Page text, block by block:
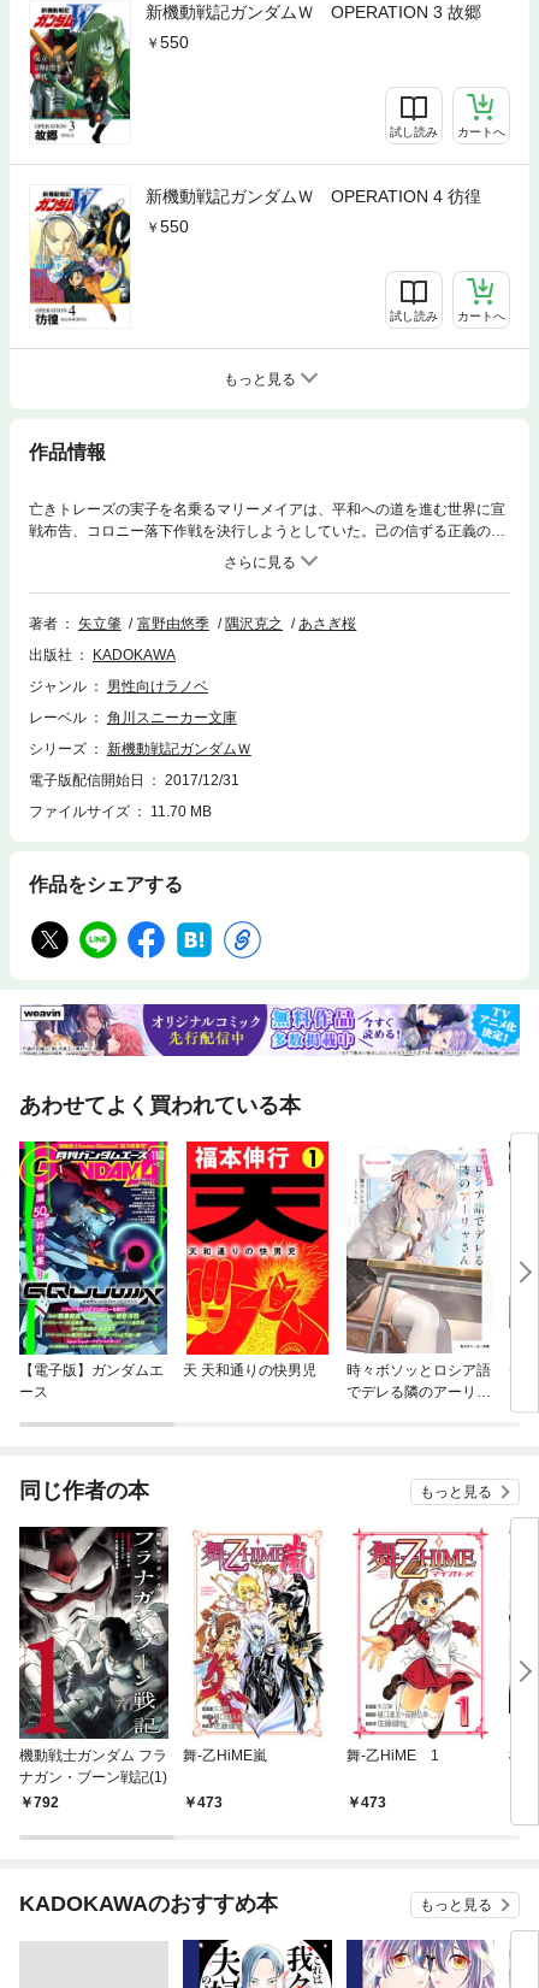
新機動戦記ガンダムＷ OPERATION 3 故郷
550
試し読み カートへ
新機動戦記ガンダムＷ OPERATION 4 彷徨
550
試し読み カートへ
もっと見る
作品情報
亡きトレーズの実子を名乗るマリーメイアは、平和への道を進む世界に宣
戦布告、コロニー落下作戦を決行しようとしていた。己の信ずる正義のた
め、ヒイロたちは再びガンダムに乗り宇宙を翔る。リリーナの運命、そし
て人類の終わりなき戦い（エンドレス・ワルツ）の結末は！？ 「Ｗ」シ
リーズ名作ＯＶＡ、完全小説化。（注：紙版の巻末収録「ヒイロ・ユイ
役 緑川光インタビュー」は電子版には収録されておりません）
著者 矢立肇 富野由悠季 隅沢克之
あさぎ桜
出版社
KADOKAWA
ジャンル
男性向けラノベ
レーベル
角川スニーカー文庫
シリーズ
新機動戦記ガンダムＷ
電子版配信開始日
2017/12/31
ファイルサイズ
11.70 MB
作品をシェアする
あわせてよく買われている本
【電子版】ガンダムエ
ース
天 天和通りの快男児
時々ボソッとロシア語
でデレる隣のアーリャ
チ
同じ作者の本 もっと見る
機動戦士ガンダム フラ
ナガン・ブーン戦記(1)
792
舞-乙HiME嵐
473
舞-乙HiME 1
473
機
KADOKAWAのおすすめ本 もっと見る